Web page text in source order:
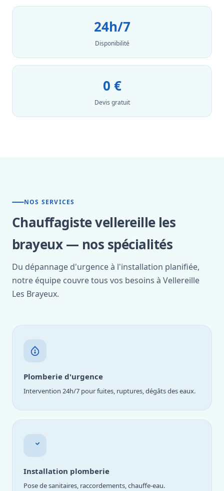
24h/7
Disponibilité
0 €
Devis gratuit
NOS SERVICES
Chauffagiste vellereille les
brayeux — nos spécialités
Du dépannage d'urgence à l'installation planifiée,
notre équipe couvre tous vos besoins à Vellereille
Les Brayeux.
Plomberie d'urgence
Intervention 24h/7 pour fuites, ruptures, dégâts des eaux.
Installation plomberie
Pose de sanitaires, raccordements, chauffe-eau.